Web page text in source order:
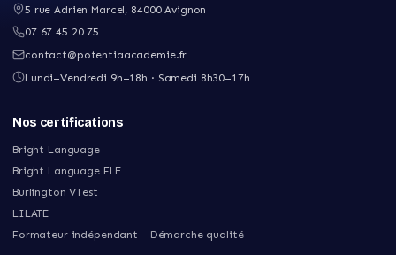
5 rue Adrien Marcel, 84000 Avignon
07 67 45 20 75
contact@potentiaacademie.fr
Lundi–Vendredi 9h–18h · Samedi 8h30–17h
Nos certifications
Bright Language
Bright Language FLE
Burlington VTest
LILATE
Formateur indépendant - Démarche qualité